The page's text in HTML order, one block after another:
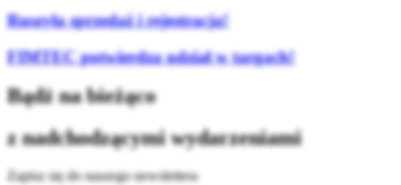
Ruszyła sprzedaż i rejestracja!
FIMTEC potwierdza udział w targach!
Bądź na bieżąco
z nadchodzącymi wydarzeniami
Zapisz się do naszego newslettera